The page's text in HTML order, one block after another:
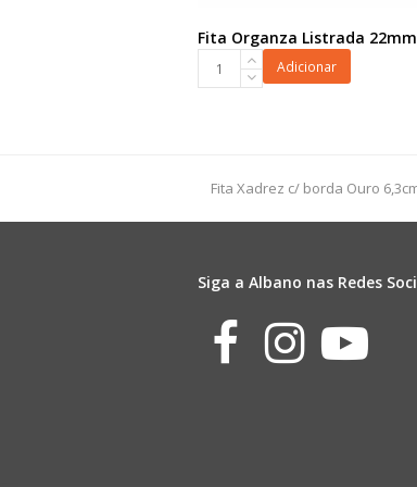
Fita Organza Listrada
Organza
Adicionar
previous
Fita Xadrez c/ borda Ouro
Siga a Albano nas Redes
Facebook